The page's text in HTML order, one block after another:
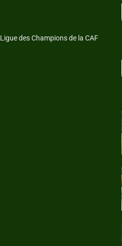
des Champions de la CAF